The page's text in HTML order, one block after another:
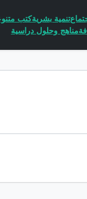
تنمية بشريةكتب
مناهج وحلول دراسية